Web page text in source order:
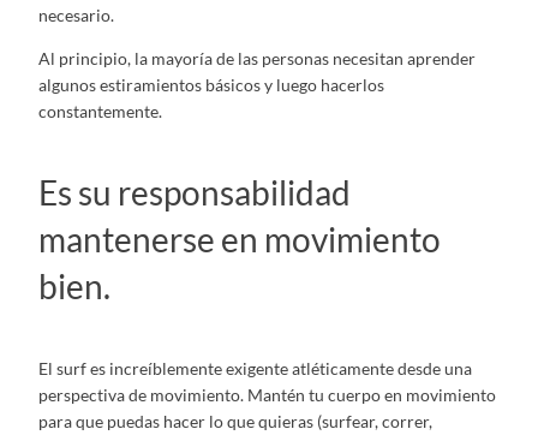
necesario.
Al principio, la mayoría de las personas necesitan aprender
algunos estiramientos básicos y luego hacerlos
constantemente.
Es su responsabilidad
mantenerse en movimiento
bien.
El surf es increíblemente exigente atléticamente desde una
perspectiva de movimiento. Mantén tu cuerpo en movimiento
para que puedas hacer lo que quieras (surfear, correr,